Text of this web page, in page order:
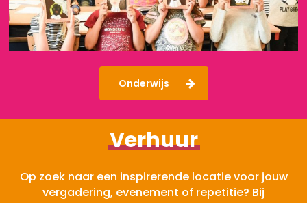
Onderwijs
Verhuur
Op zoek naar een inspirerende locatie voor jouw
vergadering, evenement of repetitie? Bij